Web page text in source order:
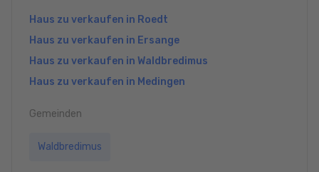
Haus zu verkaufen in Roedt
Haus zu verkaufen in Ersange
Haus zu verkaufen in Waldbredimus
Haus zu verkaufen in Medingen
Gemeinden
Waldbredimus